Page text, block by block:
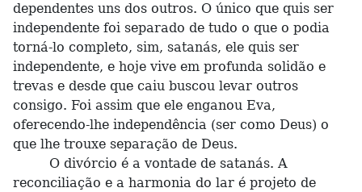
dependentes uns dos outros. O único que quis ser
independente foi separado de tudo o que o podia
torná-lo completo, sim, satanás, ele quis ser
independente, e hoje vive em profunda solidão e
trevas e desde que caiu buscou levar outros
consigo. Foi assim que ele enganou Eva,
oferecendo-lhe independência (ser como Deus) o
que lhe trouxe separação de Deus.
O divórcio é a vontade de satanás. A
reconciliação e a harmonia do lar é projeto de